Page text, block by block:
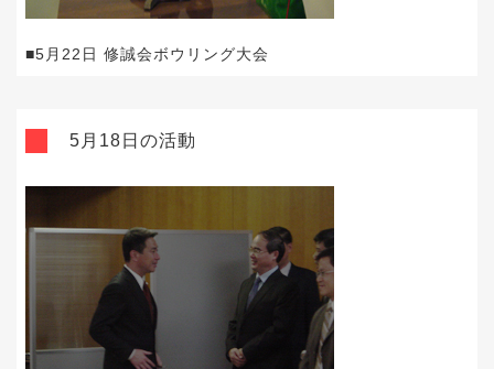
■5月22日 修誠会ボウリング大会
5月18日の活動